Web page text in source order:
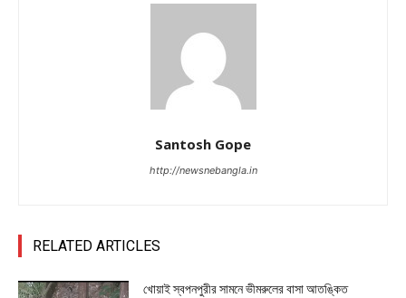
Santosh Gope
http://newsnebangla.in
RELATED ARTICLES
খোয়াই স্বপনপুরীর সামনে ভীমরুলের বাসা আতঙ্কিত